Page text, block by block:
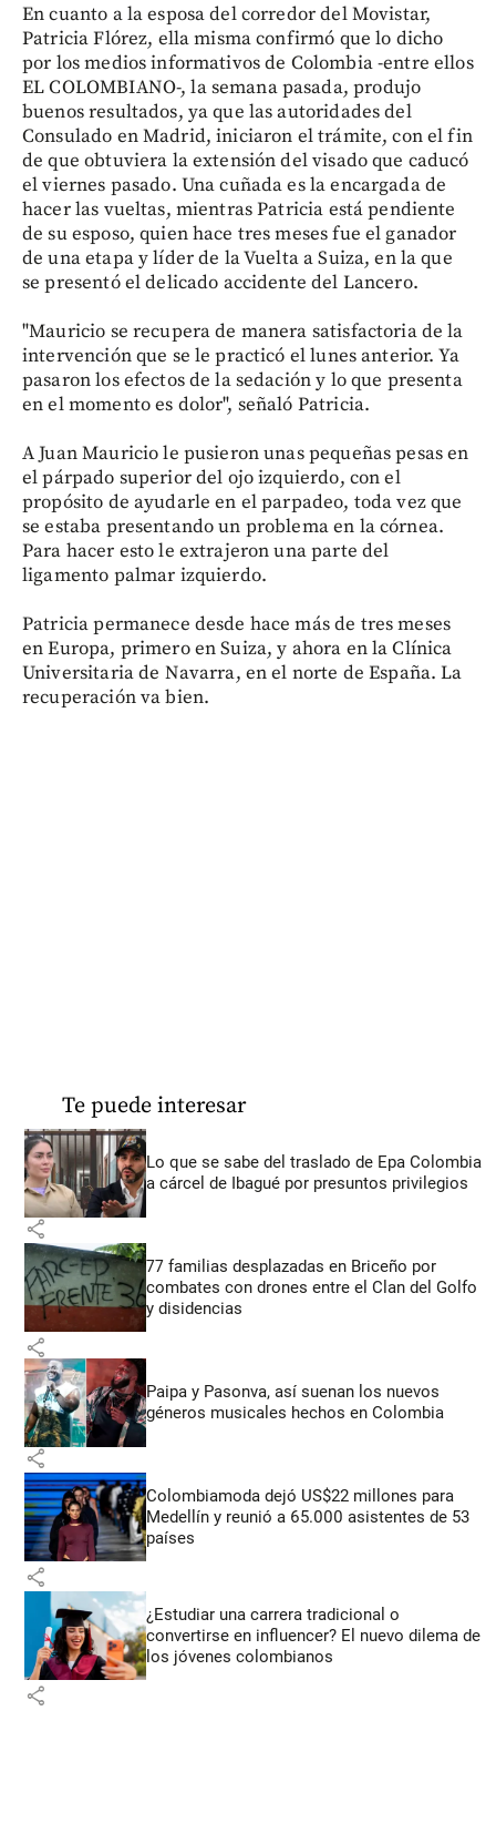
En cuanto a la esposa del corredor del Movistar,
Patricia Flórez, ella misma confirmó que lo dicho
por los medios informativos de Colombia -entre ellos
EL COLOMBIANO-, la semana pasada, produjo
buenos resultados, ya que las autoridades del
Consulado en Madrid, iniciaron el trámite, con el fin
de que obtuviera la extensión del visado que caducó
el viernes pasado. Una cuñada es la encargada de
hacer las vueltas, mientras Patricia está pendiente
de su esposo, quien hace tres meses fue el ganador
de una etapa y líder de la Vuelta a Suiza, en la que
se presentó el delicado accidente del Lancero.
"Mauricio se recupera de manera satisfactoria de la
intervención que se le practicó el lunes anterior. Ya
pasaron los efectos de la sedación y lo que presenta
en el momento es dolor", señaló Patricia.
A Juan Mauricio le pusieron unas pequeñas pesas en
el párpado superior del ojo izquierdo, con el
propósito de ayudarle en el parpadeo, toda vez que
se estaba presentando un problema en la córnea.
Para hacer esto le extrajeron una parte del
ligamento palmar izquierdo.
Patricia permanece desde hace más de tres meses
en Europa, primero en Suiza, y ahora en la Clínica
Universitaria de Navarra, en el norte de España. La
recuperación va bien.
Te puede interesar
Lo que se sabe del traslado de Epa Colombia
a cárcel de Ibagué por presuntos privilegios
share
77 familias desplazadas en Briceño por
combates con drones entre el Clan del Golfo
y disidencias
share
Paipa y Pasonva, así suenan los nuevos
géneros musicales hechos en Colombia
share
Colombiamoda dejó US$22 millones para
Medellín y reunió a 65.000 asistentes de 53
países
share
¿Estudiar una carrera tradicional o
convertirse en influencer? El nuevo dilema de
los jóvenes colombianos
share